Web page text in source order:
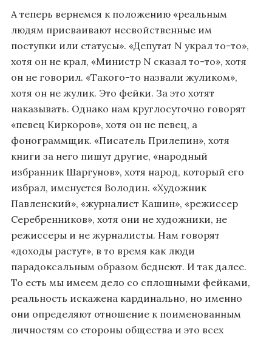
А теперь вернемся к положению «реальным
людям присваивают несвойственные им
поступки или статусы». «Депутат N украл то-то»,
хотя он не крал, «Министр N сказал то-то», хотя
он не говорил. «Такого-то назвали жуликом»,
хотя он не жулик. Это фейки. За это хотят
наказывать. Однако нам круглосуточно говорят
«певец Киркоров», хотя он не певец, а
фонограммщик. «Писатель Прилепин», хотя
книги за него пишут другие, «народный
избранник Шаргунов», хотя народ, который его
избрал, именуется Володин. «Художник
Павленский», «журналист Кашин», «режиссер
Серебренников», хотя они не художники, не
режиссеры и не журналисты. Нам говорят
«доходы растут», в то время как люди
парадоксальным образом беднеют. И так далее.
То есть мы имеем дело со сплошными фейками,
реальность искажена кардинально, но именно
они определяют отношение к поименованным
личностям со стороны общества и это всех